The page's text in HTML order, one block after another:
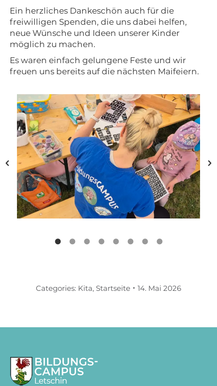
Ein herzliches Dankeschön auch für die
freiwilligen Spenden, die uns dabei helfen,
neue Wünsche und Ideen unserer Kinder
möglich zu machen.
Es waren einfach gelungene Feste und wir
freuen uns bereits auf die nächsten Maifeiern.
Categories: Kita, Startseite 14. Mai 2026